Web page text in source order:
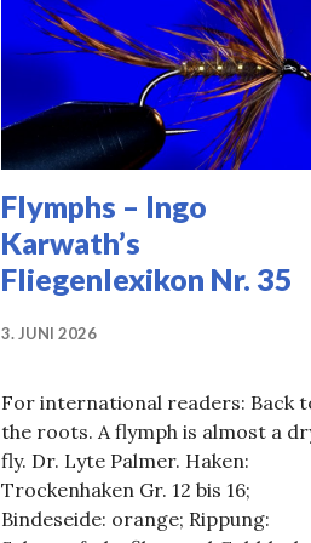
Flymphs – Ingo
Karwath’s
Fliegenlexikon Nr. 35
3. JUNI 2026
For international readers: Back
the roots. A flymph is almost a
fly. Dr. Lyte Palmer. Haken:
Trockenhaken Gr. 12 bis 16;
Bindeseide: orange; Rippung: